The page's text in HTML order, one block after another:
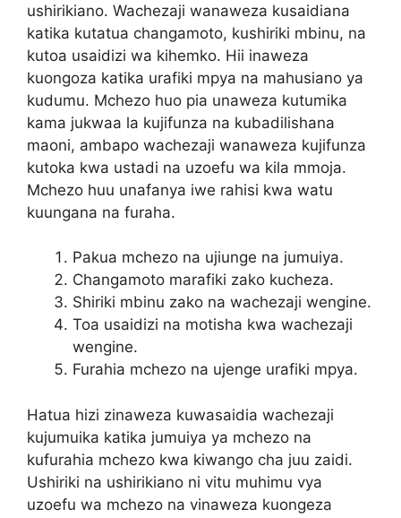
ushirikiano. Wachezaji wanaweza kusaidiana
katika kutatua changamoto, kushiriki mbinu, na
kutoa usaidizi wa kihemko. Hii inaweza
kuongoza katika urafiki mpya na mahusiano ya
kudumu. Mchezo huo pia unaweza kutumika
kama jukwaa la kujifunza na kubadilishana
maoni, ambapo wachezaji wanaweza kujifunza
kutoka kwa ustadi na uzoefu wa kila mmoja.
Mchezo huu unafanya iwe rahisi kwa watu
kuungana na furaha.
Pakua mchezo na ujiunge na jumuiya.
Changamoto marafiki zako kucheza.
Shiriki mbinu zako na wachezaji wengine.
Toa usaidizi na motisha kwa wachezaji
wengine.
Furahia mchezo na ujenge urafiki mpya.
Hatua hizi zinaweza kuwasaidia wachezaji
kujumuika katika jumuiya ya mchezo na
kufurahia mchezo kwa kiwango cha juu zaidi.
Ushiriki na ushirikiano ni vitu muhimu vya
uzoefu wa mchezo na vinaweza kuongeza